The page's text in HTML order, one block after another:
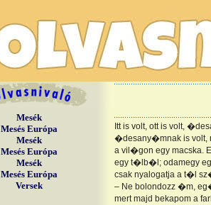
Mesék
Mesés Európa
Mesék
Mesés Európa
Mesék
Mesés Európa
Versek
Itt is volt, ott is volt,
�desany�mnak is volt,
a vil�gon egy macska.
egy t�lb�l; odamegy
csak nyalogatja a t�l
– Ne bolondozz �m,
mert majd bekapom a